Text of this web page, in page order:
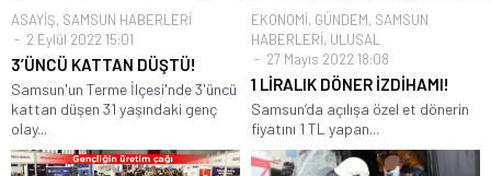
ASAYİŞ, SAMSUN HABERLERİ
2 Eylül 2022 15:01
3’ÜNCÜ KATTAN DÜŞTÜ!
Samsun'un Terme İlçesi'nde 3'üncü
kattan düşen 31 yaşındaki genç
olay...
EKONOMİ, GÜNDEM, SAMSUN
HABERLERİ, ULUSAL
27 Mayıs 2022 18:08
1 LİRALIK DÖNER İZDİHAMI!
Samsun’da açılışa özel et dönerin
fiyatını 1 TL yapan...